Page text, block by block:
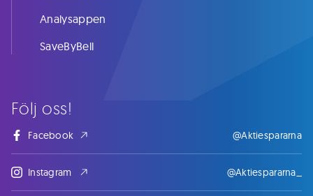
Följ oss!
Facebook @Aktiespararna
Instagram @Aktiespararna_
Analysappen
SaveByBell